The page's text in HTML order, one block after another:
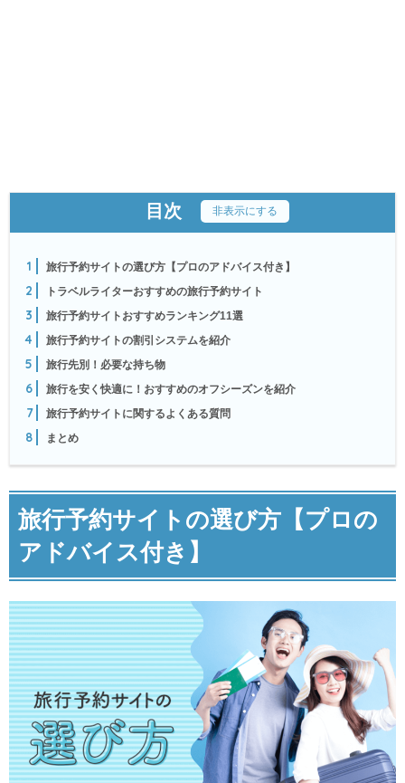
目次 非表示にする
1 旅行予約サイトの選び方【プロのアドバイス付き】
2 トラベルライターおすすめの旅行予約サイト
3 旅行予約サイトおすすめランキング11選
4 旅行予約サイトの割引システムを紹介
5 旅行先別！必要な持ち物
6 旅行を安く快適に！おすすめのオフシーズンを紹介
7 旅行予約サイトに関するよくある質問
8 まとめ
旅行予約サイトの選び方【プロの
アドバイス付き】